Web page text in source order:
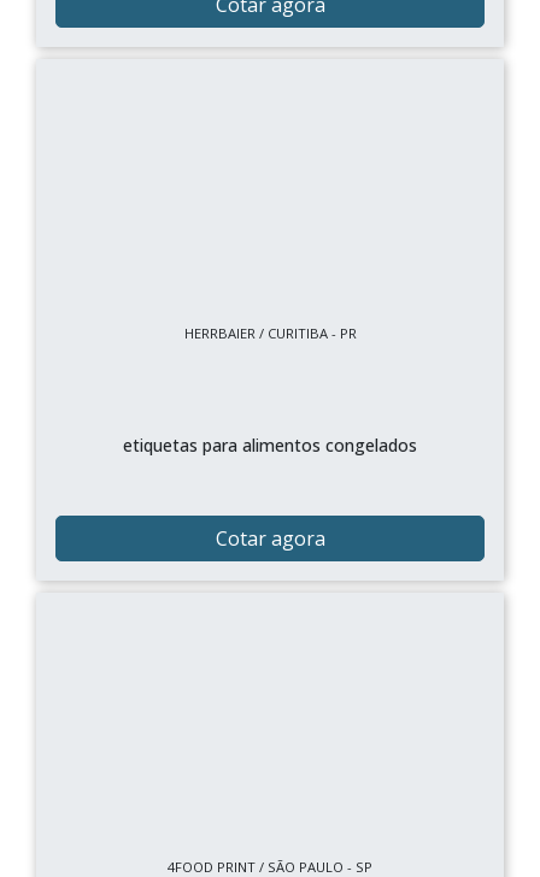
HERRBAIER / CURITIBA - PR
etiquetas para alimentos congelados
Cotar agora
4FOOD PRINT / SÃO PAULO - SP